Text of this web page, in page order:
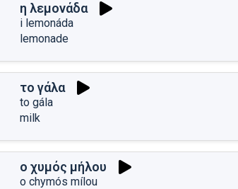
η λεμονάδα
i lemonáda
lemonade
το γάλα
to gála
milk
ο χυμός μήλου
o chymós mílou